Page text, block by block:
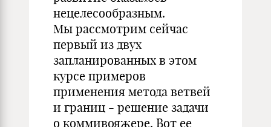
нецелесообразным.
Мы рассмотрим сейчас
первый из двух
запланированных в этом
курсе примеров
применения метода ветвей
и границ - решение задачи
о коммивояжере. Вот ее